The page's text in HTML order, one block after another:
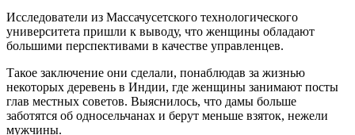
Исследователи из Массачусетского технологического
университета пришли к выводу, что женщины обладают
большими перспективами в качестве управленцев.
Такое заключение они сделали, понаблюдав за жизнью
некоторых деревень в Индии, где женщины занимают посты
глав местных советов. Выяснилось, что дамы больше
заботятся об односельчанах и берут меньше взяток, нежели
мужчины.